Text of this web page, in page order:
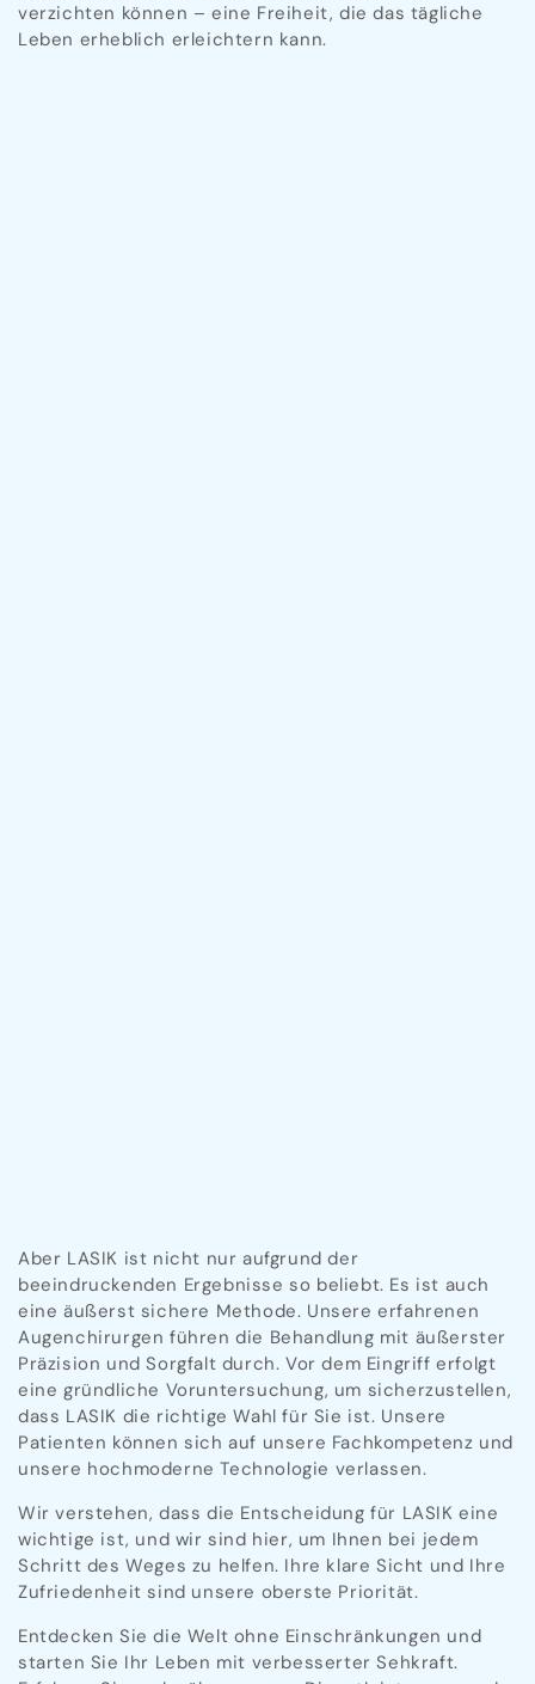
verzichten können – eine Freiheit, die das tägliche
Leben erheblich erleichtern kann.
Aber LASIK ist nicht nur aufgrund der
beeindruckenden Ergebnisse so beliebt. Es ist auch
eine äußerst sichere Methode. Unsere erfahrenen
Augenchirurgen führen die Behandlung mit äußerster
Präzision und Sorgfalt durch. Vor dem Eingriff erfolgt
eine gründliche Voruntersuchung, um sicherzustellen,
dass LASIK die richtige Wahl für Sie ist. Unsere
Patienten können sich auf unsere Fachkompetenz und
unsere hochmoderne Technologie verlassen.
Wir verstehen, dass die Entscheidung für LASIK eine
wichtige ist, und wir sind hier, um Ihnen bei jedem
Schritt des Weges zu helfen. Ihre klare Sicht und Ihre
Zufriedenheit sind unsere oberste Priorität.
Entdecken Sie die Welt ohne Einschränkungen und
starten Sie Ihr Leben mit verbesserter Sehkraft.